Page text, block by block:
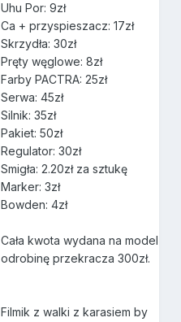
Uhu Por: 9zł
Ca + przyspieszacz: 17zł
Skrzydła: 30zł
Pręty węglowe: 8zł
Farby PACTRA: 25zł
Serwa: 45zł
Silnik: 35zł
Pakiet: 50zł
Regulator: 30zł
Smigła: 2.20zł za sztukę
Marker: 3zł
Bowden: 4zł
Cała kwota wydana na model
odrobinę przekracza 300zł.
Filmik z walki z karasiem by